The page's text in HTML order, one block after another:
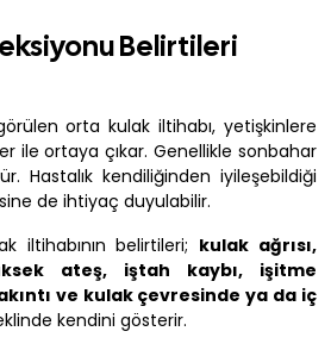
Belirtileri
orta kulak iltihabı, yetişkinlere
ile ortaya çıkar. Genellikle sonbahar
Hastalık kendiliğinden iyileşebildiği
de ihtiyaç duyulabilir.
iltihabının belirtileri; kulak ağrısı,
ateş, iştah kaybı, işitme
ve kulak çevresinde ya da iç
kendini gösterir.